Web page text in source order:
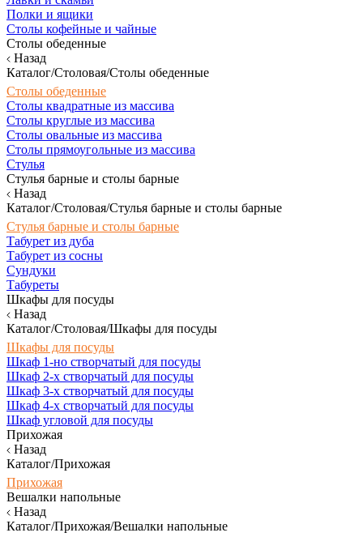
Полки и ящики
Столы кофейные и чайные
Столы обеденные
Назад
Каталог/Столовая/Столы обеденные
Столы обеденные
Столы квадратные из массива
Столы круглые из массива
Столы овальные из массива
Столы прямоугольные из массива
Стулья
Стулья барные и столы барные
Назад
Каталог/Столовая/Стулья барные и столы барные
Стулья барные и столы барные
Табурет из дуба
Табурет из сосны
Сундуки
Табуреты
Шкафы для посуды
Назад
Каталог/Столовая/Шкафы для посуды
Шкафы для посуды
Шкаф 1-но створчатый для посуды
Шкаф 2-х створчатый для посуды
Шкаф 3-х створчатый для посуды
Шкаф 4-х створчатый для посуды
Шкаф угловой для посуды
Прихожая
Назад
Каталог/Прихожая
Прихожая
Вешалки напольные
Назад
Каталог/Прихожая/Вешалки напольные